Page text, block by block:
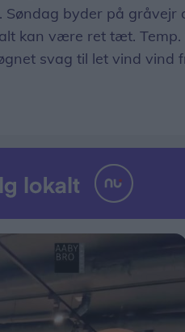
Søndag byder på gråvejr
kan være ret tæt.
svag til let vind vind